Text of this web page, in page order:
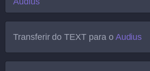
Transferir doTEXT para o Audius